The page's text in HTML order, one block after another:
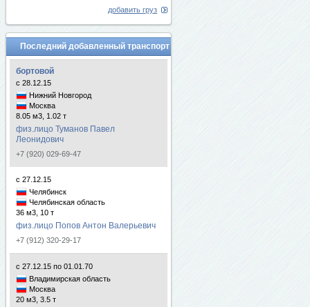
добавить груз
Последний добавленный транспорт
бортовой
с 28.12.15
Нижний Новгород
Москва
8.05 м3, 1.02 т
физ.лицо Туманов Павел
Леонидович
+7 (920) 029-69-47
с 27.12.15
Челябинск
Челябинская область
36 м3, 10 т
физ.лицо Попов Антон Валерьевич
+7 (912) 320-29-17
с 27.12.15 по 01.01.70
Владимирская область
Москва
20 м3, 3.5 т